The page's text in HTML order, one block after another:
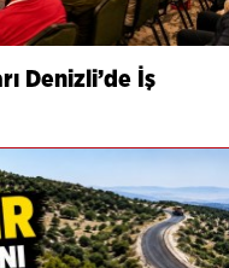
Denizli’de İş